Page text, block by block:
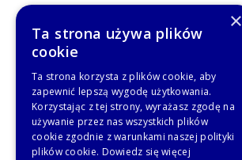
×
Ta strona używa plików
cookie
Ta strona korzysta z plików cookie, aby
zapewnić lepszą wygodę użytkowania.
Korzystając z tej strony, wyrażasz zgodę na
używanie przez nas wszystkich plików
cookie zgodnie z warunkami naszej polityki
plików cookie. Dowiedz się więcej